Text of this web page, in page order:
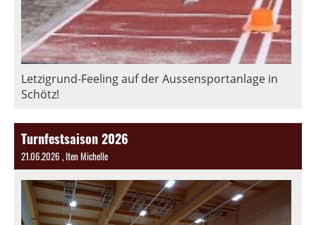
Letzigrund-Feeling auf der Aussensportanlage in
Schötz!
Turnfestsaison 2026
21.06.2026 , Iten Michelle